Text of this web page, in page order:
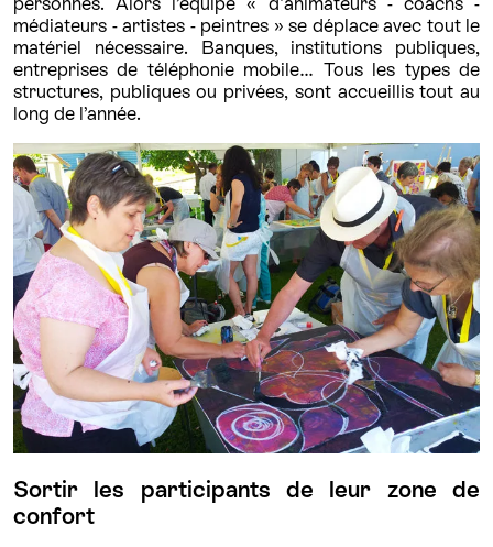
médiateurs - artistes - peintres » se déplace avec tout le
matériel nécessaire. Banques, institutions publiques,
entreprises de téléphonie mobile… Tous les types de
structures, publiques ou privées, sont accueillis tout au
long de l’année.
Sortir les participants de leur zone de
confort